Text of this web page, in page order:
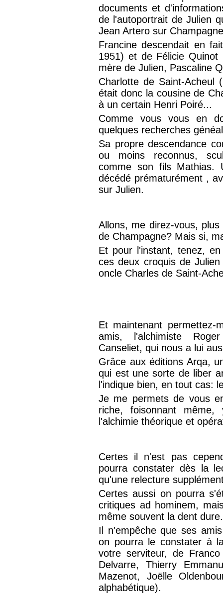
documents et
de l'autoportrait de Julien
Jean Artero sur
Francine descendait en
1951) et de Félicie
mère de Julien, Pascaline
Charlotte de Saint-Acheul
était donc la cousine de
à un certain Henri Poiré...
Comme vous vous en
quelques recherches
Sa propre descendance
ou moins reconnus,
comme son fils Mathias.
décédé prématurément ,
sur Julien.
Allons, me direz-vous,
de Champagne? Mais si,
Et pour l'instant, tenez,
ces deux croquis de
oncle Charles de Saint-
Et maintenant
amis, l'alchimiste
Canseliet, qui nous a lui
Grâce aux éditions Arqa,
qui est une sorte de liber
l'indique bien, en tout cas:
Je me permets de vous
riche, foisonnant
l'alchimie théorique et
Certes il n'est pas
pourra constater dès la
qu'une relecture
Certes aussi on pourra
critiques ad hominem,
même souvent la dent dure.
Il n'empêche que ses
on pourra le constater à
votre serviteur, de
Delvarre, Thierry
Mazenot, Joëlle
alphabétique).